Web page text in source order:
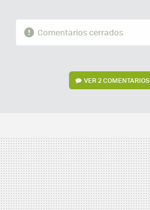
Comentarios cerrados
VER2 COMENTARIOS